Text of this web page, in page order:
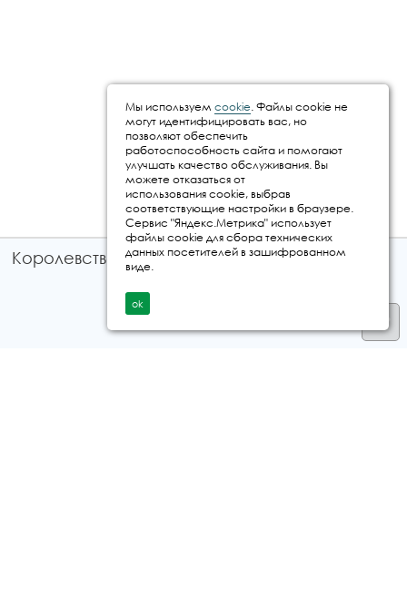
Королевство путешествий © 2026
Мы используем cookie. Файлы cookie не
могут идентифицировать вас, но
позволяют обеспечить
работоспособность сайта и помогают
улучшать качество обслуживания. Вы
можете отказаться от
использования cookie, выбрав
соответствующие настройки в браузере.
Сервис "Яндекс.Метрика" использует
файлы cookie для сбора технических
данных посетителей в зашифрованном
виде.
ok